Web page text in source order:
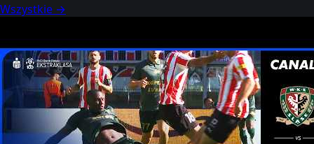
Wszystkie →